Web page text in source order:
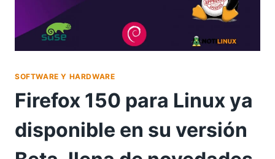
SOFTWARE Y HARDWARE
Firefox 150 para Linux ya
disponible en su versión